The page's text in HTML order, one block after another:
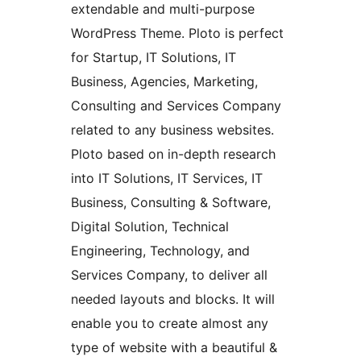
extendable and multi-purpose
WordPress Theme. Ploto is perfect
for Startup, IT Solutions, IT
Business, Agencies, Marketing,
Consulting and Services Company
related to any business websites.
Ploto based on in-depth research
into IT Solutions, IT Services, IT
Business, Consulting & Software,
Digital Solution, Technical
Engineering, Technology, and
Services Company, to deliver all
needed layouts and blocks. It will
enable you to create almost any
type of website with a beautiful &